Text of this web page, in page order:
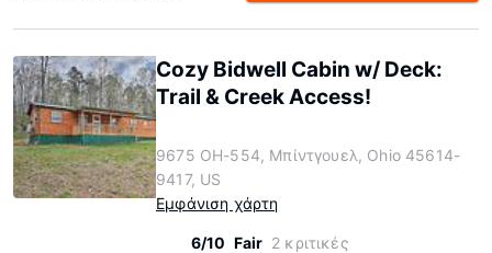
Cozy Bidwell Cabin w/ Deck:
Trail & Creek Access!
9675 OH-554, Μπίντγουελ, Ohio 45614-
9417, US
Εμφάνιση χάρτη
6/10 Fair 2 κριτικές